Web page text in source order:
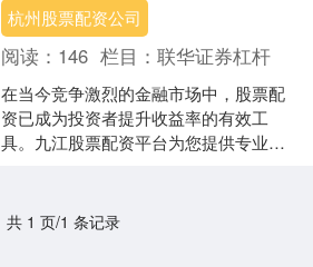
杭州股票配资公司
阅读： 146 栏目：联华证券杠杆
在当今竞争激烈的金融市场中，股票配
资已成为投资者提升收益率的有效工
具。九江股票配资平台为您提供专业、
共 1 页/1 条记录